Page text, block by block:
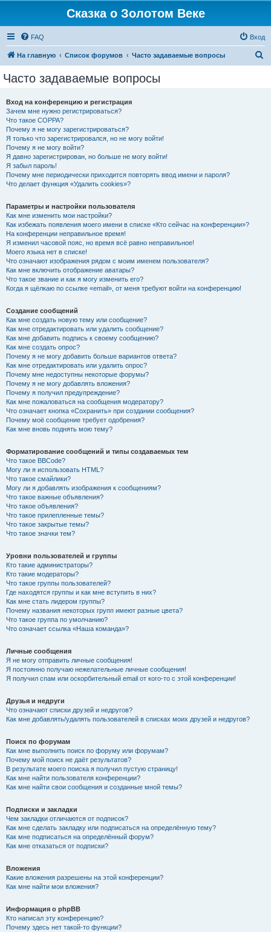
Сказка о Золотом Веке
FAQ Вход
На главную Список форумов Часто задаваемые вопросы
Часто задаваемые вопросы
Вход на конференцию и регистрация
Зачем мне нужно регистрироваться?
Что такое COPPA?
Почему я не могу зарегистрироваться?
Я только что зарегистрировался, но не могу войти!
Почему я не могу войти?
Я давно зарегистрирован, но больше не могу войти!
Я забыл пароль!
Почему мне периодически приходится повторять ввод имени и пароля?
Что делает функция «Удалить cookies»?
Параметры и настройки пользователя
Как мне изменить мои настройки?
Как избежать появления моего имени в списке «Кто сейчас на конференции»?
На конференции неправильное время!
Я изменил часовой пояс, но время всё равно неправильное!
Моего языка нет в списке!
Что означают изображения рядом с моим именем пользователя?
Как мне включить отображение аватары?
Что такое звание и как я могу изменить его?
Когда я щёлкаю по ссылке «email», от меня требуют войти на конференцию!
Создание сообщений
Как мне создать новую тему или сообщение?
Как мне отредактировать или удалить сообщение?
Как мне добавить подпись к своему сообщению?
Как мне создать опрос?
Почему я не могу добавить больше вариантов ответа?
Как мне отредактировать или удалить опрос?
Почему мне недоступны некоторые форумы?
Почему я не могу добавлять вложения?
Почему я получил предупреждение?
Как мне пожаловаться на сообщения модератору?
Что означает кнопка «Сохранить» при создании сообщения?
Почему моё сообщение требует одобрения?
Как мне вновь поднять мою тему?
Форматирование сообщений и типы создаваемых тем
Что такое BBCode?
Могу ли я использовать HTML?
Что такое смайлики?
Могу ли я добавлять изображения к сообщениям?
Что такое важные объявления?
Что такое объявления?
Что такое прилепленные темы?
Что такое закрытые темы?
Что такое значки тем?
Уровни пользователей и группы
Кто такие администраторы?
Кто такие модераторы?
Что такое группы пользователей?
Где находятся группы и как мне вступить в них?
Как мне стать лидером группы?
Почему названия некоторых групп имеют разные цвета?
Что такое группа по умолчанию?
Что означает ссылка «Наша команда»?
Личные сообщения
Я не могу отправить личные сообщения!
Я постоянно получаю нежелательные личные сообщения!
Я получил спам или оскорбительный email от кого-то с этой конференции!
Друзья и недруги
Что означают списки друзей и недругов?
Как мне добавлять/удалять пользователей в списках моих друзей и недругов?
Поиск по форумам
Как мне выполнить поиск по форуму или форумам?
Почему мой поиск не даёт результатов?
В результате моего поиска я получил пустую страницу!
Как мне найти пользователя конференции?
Как мне найти свои сообщения и созданные мной темы?
Подписки и закладки
Чем закладки отличаются от подписок?
Как мне сделать закладку или подписаться на определённую тему?
Как мне подписаться на определённый форум?
Как мне отказаться от подписки?
Вложения
Какие вложения разрешены на этой конференции?
Как мне найти мои вложения?
Информация о phpBB
Кто написал эту конференцию?
Почему здесь нет такой-то функции?